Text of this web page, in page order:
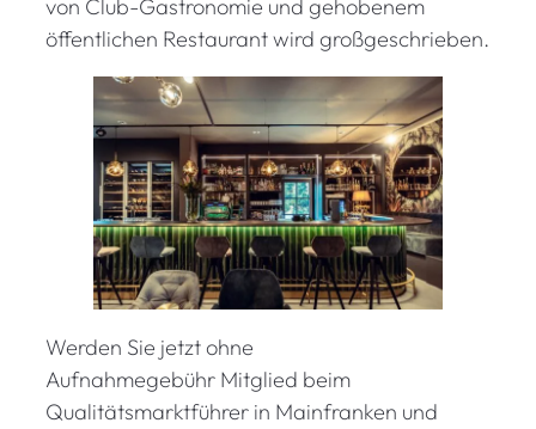
von Club-Gastronomie und gehobenem
öffentlichen Restaurant wird großgeschrieben.
Werden Sie jetzt ohne
Aufnahmegebühr Mitglied beim
Qualitätsmarktführer in Mainfranken und